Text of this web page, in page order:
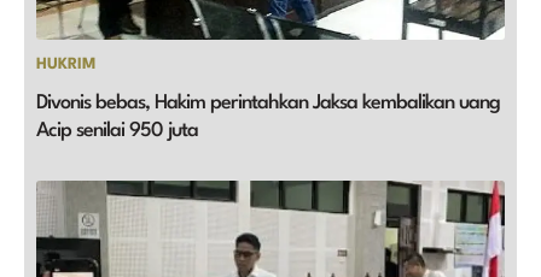
HUKRIM
Divonis bebas, Hakim perintahkan Jaksa kembalikan uang
Acip senilai 950 juta